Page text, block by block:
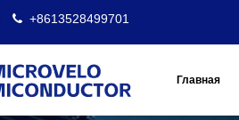
+8613528499701
Главная